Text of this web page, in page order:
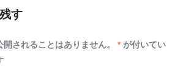
す
されることはありません。 * が付いてい